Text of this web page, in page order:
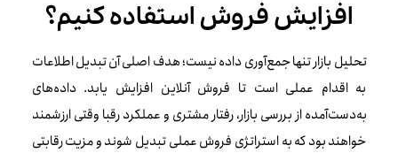
افزایش فروش استفاده کنیم؟
تحلیل بازار تنها جمع‌آوری داده نیست؛ هدف اصلی آن تبدیل اطلاعات
به اقدام عملی است تا فروش آنلاین افزایش یابد. داده‌های
به‌دست‌آمده از بررسی بازار، رفتار مشتری و عملکرد رقبا وقتی ارزشمند
خواهند بود که به استراتژی فروش عملی تبدیل شوند و مزیت رقابتی